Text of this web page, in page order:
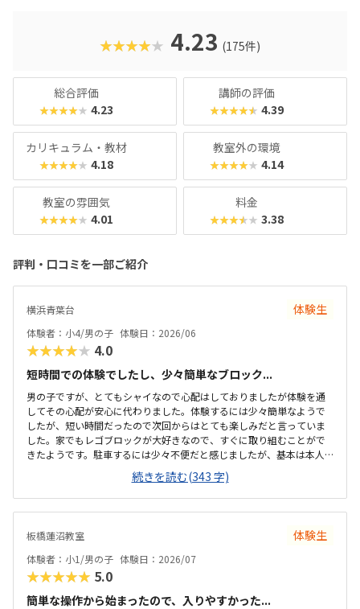
おきたい」方におすすめのスクールといえます。また、いず
れもヒューマンオリジナルの教材で学べるので、高クオリテ
★★★★★ 4.23 (175件)
総合評価
★★★★★ 4.23
講師の評価
★★★★★ 4.39
カリキュラム・教材
★★★★★ 4.18
教室外の環境
★★★★★ 4.14
教室の雰囲気
★★★★★ 4.01
料金
★★★★★ 3.38
評判・口コミを一部ご紹介
横浜青葉台 体験生
体験者：小4/男の子 体験日：2026/06
★★★★★ 4.0
短時間での体験でしたし、少々簡単なブロック...
男の子ですが、とてもシャイなので心配はしておりましたが体験を通
してその心配が安心に代わりました。体験するには少々簡単なようで
したが、短い時間だったので次回からはとても楽しみだと言っていま
した。家でもレゴブロックが大好きなので、すぐに取り組むことがで
きたようです。駐車するには少々不便だと感じましたが、基本は本人
の送迎だけになるので問題ないと感じましたし、駅ちかでなくても車
なので問題ないです落ち着いた雰囲気でしたが、作業スペースが子供
の人数には狭いのではないかと思いました。せめて1か月3回 もしく
は90分ではなく120分だといいかなと、プログラミング教室は週1回の
ので、これから良い点が増えてくるのではないかと思います。
続きを読む(343 字)
板橋蓮沼教室 体験生
体験者：小1/男の子 体験日：2026/07
★★★★★ 5.0
簡単な操作から始まったので、入りやすかった...